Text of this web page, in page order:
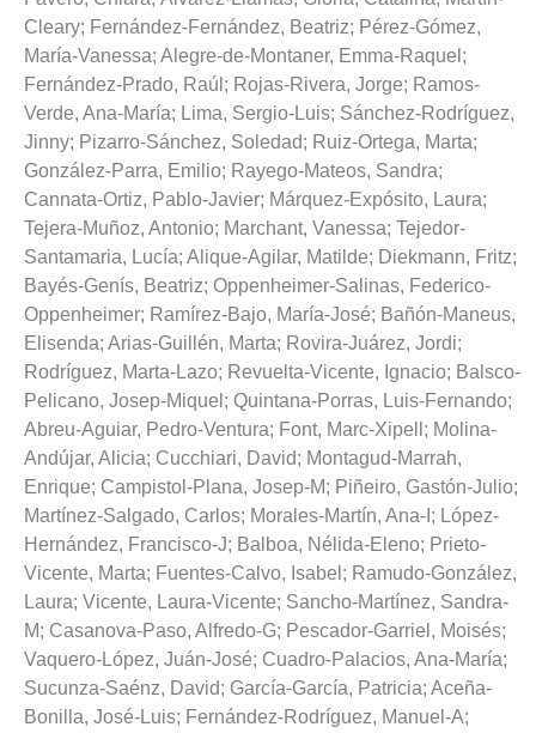
Cleary; Fernández-Fernández, Beatriz; Pérez-Gómez,
María-Vanessa; Alegre-de-Montaner, Emma-Raquel ;
Fernández-Prado, Raúl ; Rojas-Rivera, Jorge; Ramos-
Verde, Ana-María; Lima, Sergio-Luis; Sánchez-Rodríguez,
Jinny; Pizarro-Sánchez, Soledad; Ruiz-Ortega, Marta;
González-Parra, Emilio; Rayego-Mateos, Sandra;
Cannata-Ortiz, Pablo-Javier; Márquez-Expósito, Laura;
Tejera-Muñoz, Antonio; Marchant, Vanessa; Tejedor-
Santamaria, Lucía; Alique-Agilar, Matilde; Diekmann, Fritz;
Bayés-Genís, Beatriz; Oppenheimer-Salinas, Federico-
Oppenheimer; Ramírez-Bajo, María-José; Bañón-Maneus,
Elisenda; Arias-Guillén, Marta; Rovira-Juárez, Jordi;
Rodríguez, Marta-Lazo; Revuelta-Vicente, Ignacio; Balsco-
Pelicano, Josep-Miquel ; Quintana-Porras, Luis-Fernando;
Abreu-Aguiar, Pedro-Ventura; Font, Marc-Xipell ; Molina-
Andújar, Alicia; Cucchiari, David; Montagud-Marrah,
Enrique; Campistol-Plana, Josep-M; Piñeiro, Gastón-Julio;
Martínez-Salgado, Carlos; Morales-Martín, Ana-I ; López-
Hernández, Francisco-J; Balboa, Nélida-Eleno; Prieto-
Vicente, Marta; Fuentes-Calvo, Isabel ; Ramudo-González,
Laura; Vicente, Laura-Vicente; Sancho-Martínez, Sandra-
M; Casanova-Paso, Alfredo-G; Pescador-Garriel, Moisés;
Vaquero-López, Juán-José; Cuadro-Palacios, Ana-María;
Sucunza-Saénz, David; García-García, Patricia; Aceña-
Bonilla, José-Luis; Fernández-Rodríguez, Manuel-A;